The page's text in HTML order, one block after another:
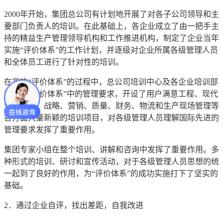
2000年开始，集团总公司有计划地开展了对各子公司领导和主
要部门负责人的培训。在此基础上，各企业成立了由一把手主
持的精益生产管理领导机构和工作推进机构，制定了企业当年
实施“评价体系”的工作计划，并逐级对企业所属各级管理人员
和全体员工进行了针对性的培训。
在实施“评价体系”的过程中，总公司培训中心及各企业培训部
门结合“评价体系”中的管理要求，开设了用户满意工程、现代
领导艺术、战略、营销、质量、财务、物流和生产现场管理等
各方面大量新颖的培训项目，对各级管理人员理解国际先进的
管理要求发挥了重要作用。
集团专家小组在整个培训、讲解和咨询中发挥了重要作用。多
种形式的培训、研讨和宣传活动，对于各级管理人员思想的统
一起到了良好的作用，为“评价体系”的成功实施打下了坚实的
基础。
2．通过企业自评，找出差距，自我改进